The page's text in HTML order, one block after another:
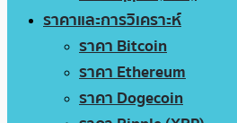
ราคาและการวิเคราะห์
ราคา Bitcoin
ราคา Ethereum
ราคา Dogecoin